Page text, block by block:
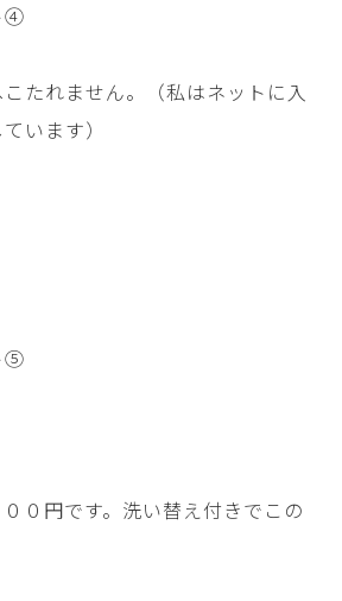
④
たれません。（私はネットに入
います）
⑤
０円です。洗い替え付きでこの